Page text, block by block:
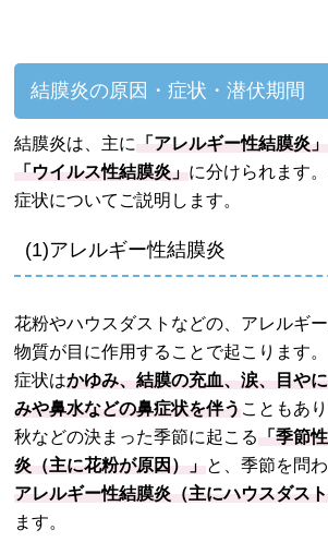
結膜炎の原因・症状・潜伏期間
結膜炎は、主に
「アレルギー性結膜炎
「ウイルス性結膜炎」 に分けられます
症状についてご説明します。
(1)アレルギー性結膜炎
花粉やハウスダストなどの、アレルギ
物質が目に作用することで起こります。
症状はかゆみ、結膜の充血、涙、目や
みや鼻水などの鼻症状を伴う こともあ
秋などの決まった季節に起こる
「季節
炎（主に花粉が原因）」 と、季節を問
アレルギー性結膜炎（主にハウスダスト
ます。